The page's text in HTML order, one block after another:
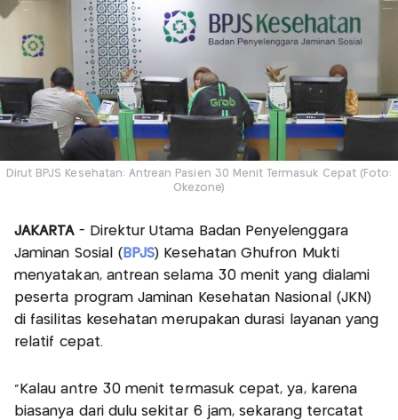
Dirut BPJS Kesehatan: Antrean Pasien 30 Menit Termasuk Cepat (Foto:
Okezone)
JAKARTA - Direktur Utama Badan Penyelenggara
Jaminan Sosial ( BPJS) Kesehatan Ghufron Mukti
menyatakan, antrean selama 30 menit yang dialami
peserta program Jaminan Kesehatan Nasional (JKN)
di fasilitas kesehatan merupakan durasi layanan yang
relatif cepat.
"Kalau antre 30 menit termasuk cepat, ya, karena
biasanya dari dulu sekitar 6 jam, sekarang tercatat